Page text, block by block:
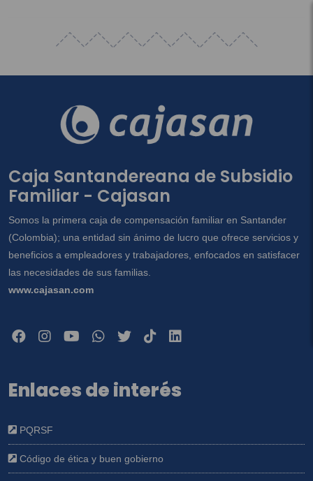
Caja Santandereana de Subsidio
Familiar - Cajasan
Somos la primera caja de compensación familiar en Santander
(Colombia); una entidad sin ánimo de lucro que ofrece servicios y
beneficios a empleadores y trabajadores, enfocados en satisfacer
las necesidades de sus familias.
www.cajasan.com
Enlaces de interés
PQRSF
Código de ética y buen gobierno